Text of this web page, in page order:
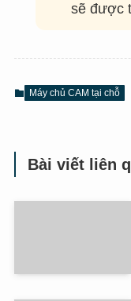
sẽ được
Máy chủ CAM tại chỗ
Bài viết liên